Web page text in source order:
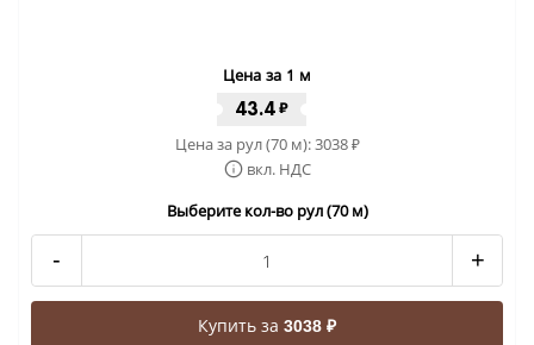
Цена за 1 м
43.4 ₽
Цена за рул (70 м):3038₽
вкл. НДС
Выберите кол-во рул (70 м)
- +
Купить за 3038 ₽